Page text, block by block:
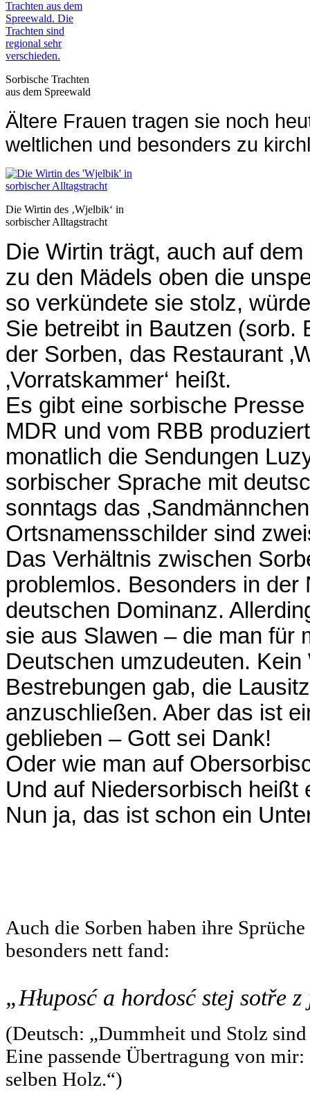
Sorbische Trachten
aus dem Spreewald
Ältere Frauen tragen sie noch
weltlichen und besonders zu
Die Wirtin des ‚Wjelbik‘ in
sorbischer Alltagstracht
Die Wirtin trägt, auch auf
zu den Mädels oben die
so verkündete sie stolz,
Sie betreibt in Bautzen (sorb.
der Sorben, das Restaurant
‚Vorratskammer‘ heißt.
Es gibt eine sorbische
MDR und vom RBB
monatlich die Sendungen
sorbischer Sprache mit
sonntags das
Ortsnamensschilder sind
Das Verhältnis zwischen
problemlos. Besonders in
deutschen Dominanz.
sie aus Slawen – die man für
Deutschen umzudeuten.
Bestrebungen gab, die
anzuschließen. Aber das ist
geblieben – Gott sei Dank!
Oder wie man auf
Und auf Niedersorbisch heißt
Nun ja, das ist schon ein
Auch die Sorben haben ihre
besonders nett fand:
„Hłuposć a hordosć stej sotře
(Deutsch: „Dummheit und Stolz
Eine passende Übertragung von
selben Holz.“)